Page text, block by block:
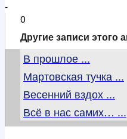
-
0
Другие записи этого
В прошлое ...
Мартовская тучка ...
Весенний вздох ...
Всё в нас самих… ...